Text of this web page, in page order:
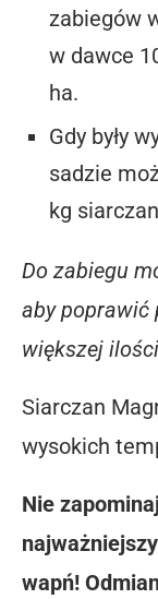
zabiegów
w dawce
ha.
Gdy były
sadzie
kg
Do zabiegu
aby poprawić
większej
Siarczan
wysokich
Nie
wapń!